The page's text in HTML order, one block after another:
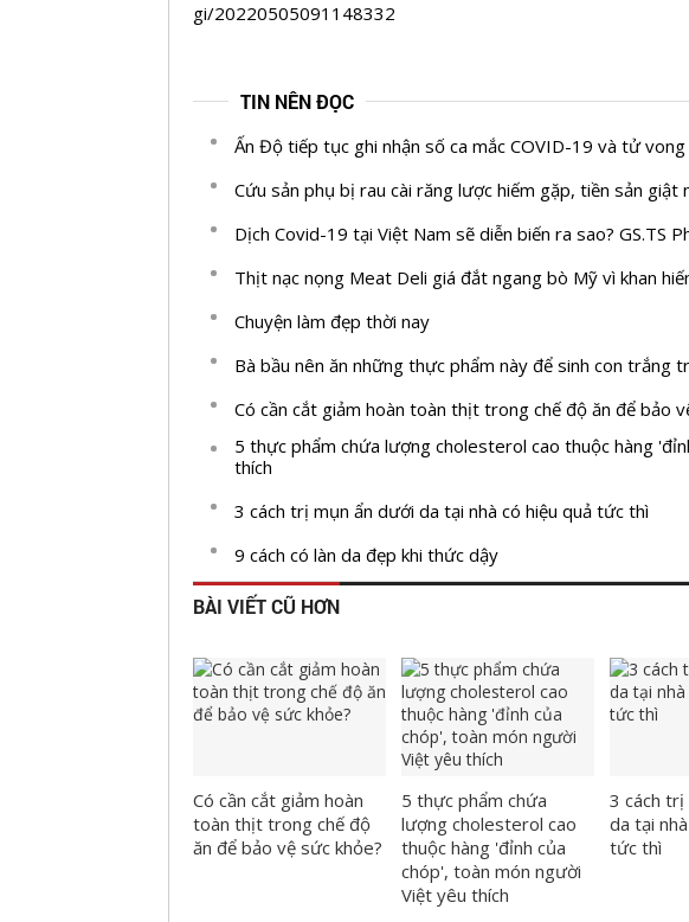
gi/20220505091148332
TIN NÊN ĐỌC
Ấn Độ tiếp tục ghi nhận số ca mắc COVID-19 và tử
Cứu sản phụ bị rau cài răng lược hiếm gặp, tiền sản giật
Dịch Covid-19 tại Việt Nam sẽ diễn biến ra sao? GS.TS
Thịt nạc nọng Meat Deli giá đắt ngang bò Mỹ vì khan
Chuyện làm đẹp thời nay
Bà bầu nên ăn những thực phẩm này để sinh con trắng
Có cần cắt giảm hoàn toàn thịt trong chế độ ăn để bảo
5 thực phẩm chứa lượng cholesterol cao thuộc hàng
thích
3 cách trị mụn ẩn dưới da tại nhà có hiệu quả tức thì
9 cách có làn da đẹp khi thức dậy
BÀI VIẾT CŨ HƠN
Có cần cắt giảm hoàn
toàn thịt trong chế độ
ăn để bảo vệ sức khỏe?
5 thực phẩm chứa
lượng cholesterol cao
thuộc hàng 'đỉnh của
chóp', toàn món người
Việt yêu thích
3 cách trị
da tại
tức thì